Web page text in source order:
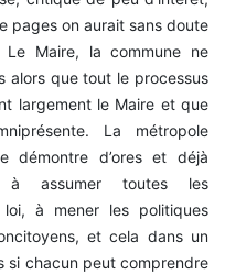
pages on aurait sans doute
Maire, la commune ne
alors que tout le processus
largement le Maire et que
La métropole
démontre d’ores et déjà
à assumer toutes les
à mener les politiques
et cela dans un
si chacun peut comprendre